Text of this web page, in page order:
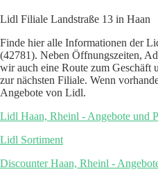
Lidl Filiale Landstraße 13 in Haan
Finde hier alle Informationen der
(42781). Neben Öffnungszeiten,
wir auch eine Route zum Geschäft
zur nächsten Filiale. Wenn
Angebote von Lidl.
Lidl Haan, Rheinl - Angebote und
Lidl Sortiment
Discounter Haan, Rheinl -